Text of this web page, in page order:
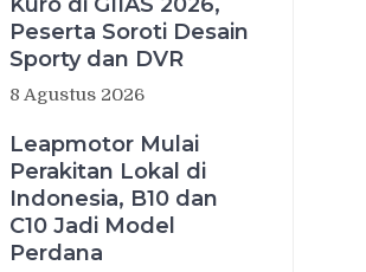
Peserta Soroti Desain
Sporty dan DVR
8 Agustus 2026
Leapmotor Mulai
Perakitan Lokal di
Indonesia, B10 dan
C10 Jadi Model
Perdana